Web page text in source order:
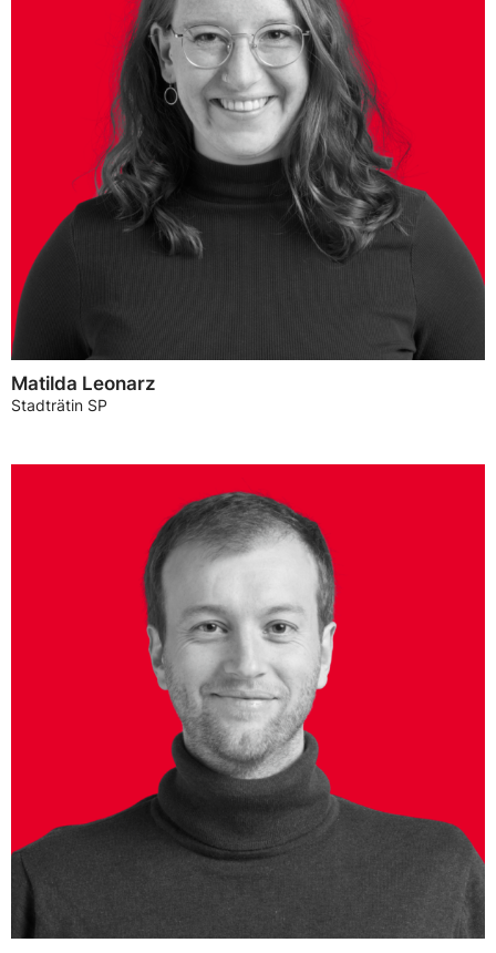
Matilda Leonarz
Stadträtin SP